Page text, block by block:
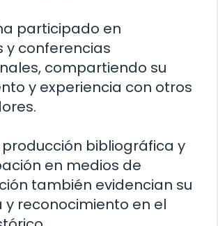
participado en
y conferencias
compartiendo su
y experiencia con otros
bibliográfica y
en medios de
también evidencian su
y reconocimiento en el